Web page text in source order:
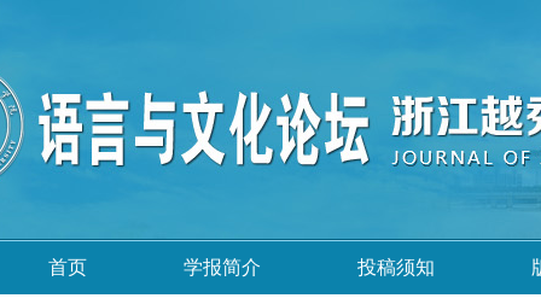
首页 学报简介 投稿须知